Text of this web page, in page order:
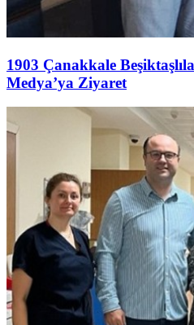
1903 Çanakkale
Medya’ya Ziyaret